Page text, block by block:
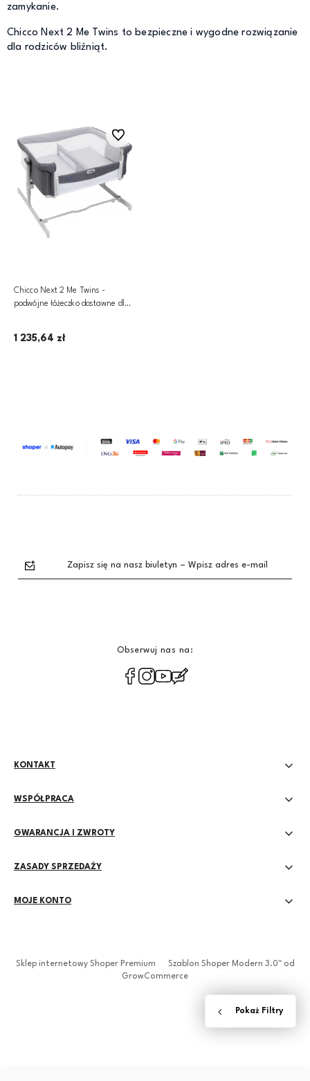
zamykanie.
Chicco Next 2 Me Twins to bezpieczne i wygodne rozwiązanie
dla rodziców bliźniąt.
Chicco Next 2 Me Twins -
podwójne łóżeczko dostawne dla
1 235,64 zł
Do ulubionych
Zapisz się na nasz biuletyn – Wpisz adres e-mail
Obserwuj nas na:
KONTAKT
WSPÓŁPRACA
GWARANCJA I ZWROTY
ZASADY SPRZEDAŻY
MOJE KONTO
Sklep internetowy Shoper Premium Szablon Shoper Modern 3.0™ od
GrowCommerce